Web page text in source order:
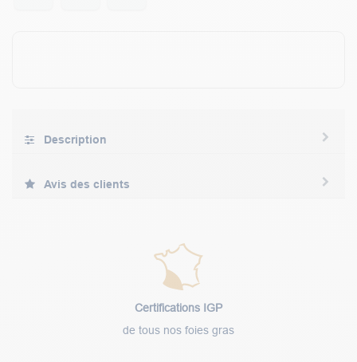
Description
Avis des clients
Certifications IGP
de tous nos foies gras